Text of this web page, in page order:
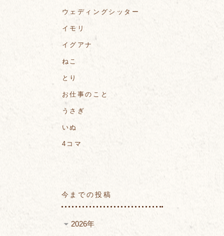
ウェディングシッター
イモリ
イグアナ
ねこ
とり
お仕事のこと
うさぎ
いぬ
4コマ
今までの投稿
2026年